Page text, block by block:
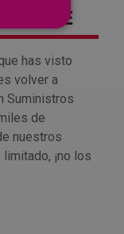
has visto
volver a
Suministros
de
nuestros
¡no los